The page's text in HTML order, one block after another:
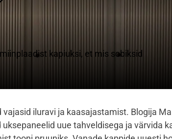
kapiuksi, et mis sobiksid
iluravi ja kaasajastamist. Blogija
uue tahveldisega ja värvida